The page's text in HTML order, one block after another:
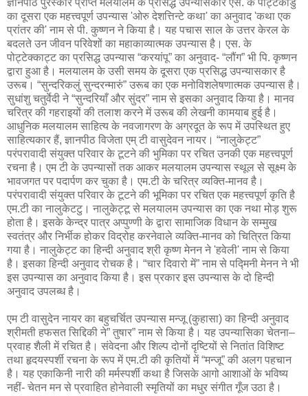
का दूसरा एक महत्त्वपूर्ण उपन्यास 'ओरु देशत्तिन्टे कथा' का अनुवाद 'कथा एक
प्रांतर की' नाम से पी. कुष्णन ने किया है। यह पचास साल के उत्तर केरल के
बदलते उन जीवन परिवेशों का महाकाव्यात्मक उपन्यास है। एस. के
पोट्टेक्काट्ट का प्रसिद्ध उपन्यास “करयांपू” का अनुवाद- “लौंग” भी पि. कृष्णन
द्वारा हुआ है। मलयालम के उसी समय के दूसरा एक प्रसिद्ध उपन्यासकार है
उरूब। “सुन्दरिकलुं सुन्दरन्मारुं” उरूब का एक मनोविशलेषणात्मक उपन्यास है।
सुधांशु चतुर्वेदी ने “सुन्दरियाँ और सुंदर” नाम से इसका अनुवाद किया है। मानव
चरित्र की गहराइयों की तलाश करने में उरूब की लेखनी कामयाब हुई है।
आधुनिक मलयालम साहित्य के नवजागरण के अग्रदूत के रूप में उपस्थित हुए
साहित्यकार हैं, ज्ञानपीठ विजेता एम्‌ टी वासुदेवन नायर। “नालुकेट्ट”
परंपरावादी संयुक्त परिवार के टूटने की भुमिका पर रचित उनकी एक महत्त्वपूर्ण
रचना है। एम टी के उपन्यासों तक आकर मलयालम उपन्यास स्थूल से सूक्ष्म के
भावजगत पर पदार्पण कर चुका है। एम.टी के चरित्र व्यक्ति-मानव है।
परंपरावादी संयुक्त परिवार के टूटने की भूमिका पर रचित एक महत्त्वपूर्ण कृति है
एम.टी का नालुकेटटु। नालुकेट्टू से मलयालम उपन्यास का एक नथा मोड़ शुरू
होता है। इसके केन्द्र पात्र अप्पुण्णी के द्वारा सामाजिक विधान के सम्मुख
स्वतंत्र और निर्भीक होकर विद्रोह करनेवाले व्यक्ति-मानव को चित्रित किया
गया है। नालुकेट्ट का हिन्दी अनुवाद श्री कृष्ण मेनन ने 'हवेली' नाम से किया
है। इसका हिन्दी अनुवाद रोचक है। “चार दिवारो में” नाम से पद्मिनी मेनन ने भी
इस उपन्यास का अनुवाद किया है। इस प्रकार इस उपन्यास के दो हिन्दी
अनुवाद उपलब्ध है।
एम टी वासुदेन नायर का बहुचर्चित उपन्यास मन्जू (कुहासा) का हिन्दी अनुवाद
श्रीमती हफसत सिद्दिकी ने” तुषार” नाम से किया है। यह उपन्यासिका चेतना–
प्रवाह शैली में रचित है। संवेदना और शिल्प दोनों दृष्टियों से नितांत विशिष्ट
तथा हृदयस्पर्शी रचना के रूप में एम.टी की कृतियों में “मन्जू” की अलग पहचान
है। यह एकाकिनी नारी की मर्मस्पर्शी कथा है जिसके आगो आशाओं के भविष्य
नहीं- चेतन मन से प्रवाहित होनेवाली स्मृतियों का मधुर संगीत गूँज उठा है।